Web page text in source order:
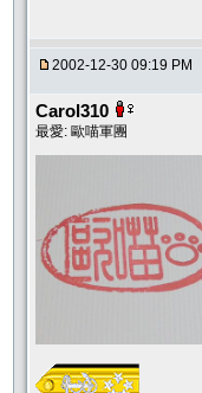
2002-12-30 09:19 PM
Carol310
最愛: 歐喵軍團